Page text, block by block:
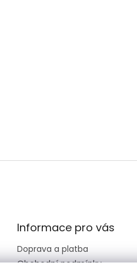
Informace pro vás
Doprava a platba